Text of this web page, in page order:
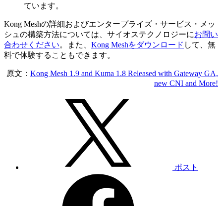
ています。
Kong Meshの詳細およびエンタープライズ・サービス・メッ
シュの構築方法については、サイオステクノロジーにお問い
合わせください。また、 Kong Meshをダウンロード して、無
料で体験することもできます。
原文： Kong Mesh 1.9 and Kuma 1.8 Released with Gateway GA,
new CNI and More!
ポスト